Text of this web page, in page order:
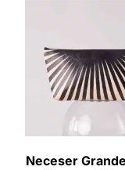
Neceser